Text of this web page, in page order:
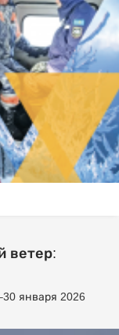
ветер:
января 2026